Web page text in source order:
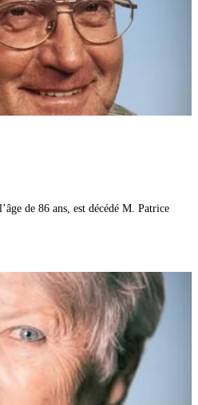
de 86 ans, est décédé M. Patrice